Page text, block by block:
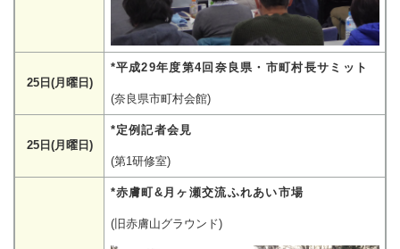
25日(月曜日)
*平成29年度第4回奈良県・市町村長サミット
(奈良県市町村会館)
25日(月曜日)
*定例記者会見
(第1研修室)
*赤膚町&月ヶ瀬交流ふれあい市場
(旧赤膚山グラウンド)